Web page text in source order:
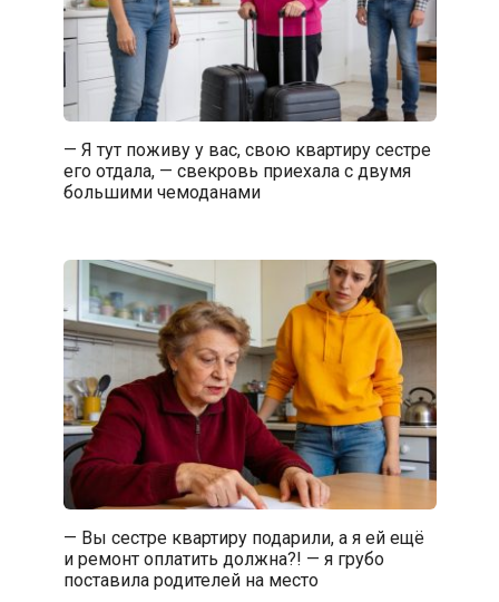
— Я тут поживу у вас, свою квартиру сестре
его отдала, — свекровь приехала с двумя
большими чемоданами
— Вы сестре квартиру подарили, а я ей ещё
и ремонт оплатить должна?! — я грубо
поставила родителей на место